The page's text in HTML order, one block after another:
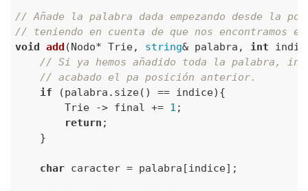
// Añade la palabra dada empezando desde la
// teniendo en cuenta de que nos encontramos
void add (Nodo* Trie, string& palabra, int
// Si ya hemos añadido toda la palabra,
// acabado el pa posición anterior.
if (palabra.size() == indice){
        Trie -> final +=
1 ;
return ;
    }
char caracter = palabra[indice];